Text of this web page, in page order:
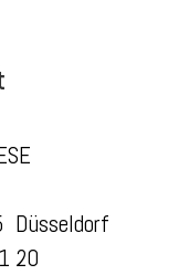
Düsseldorf
20